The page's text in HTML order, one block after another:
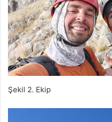
Şekil 2. Ekip